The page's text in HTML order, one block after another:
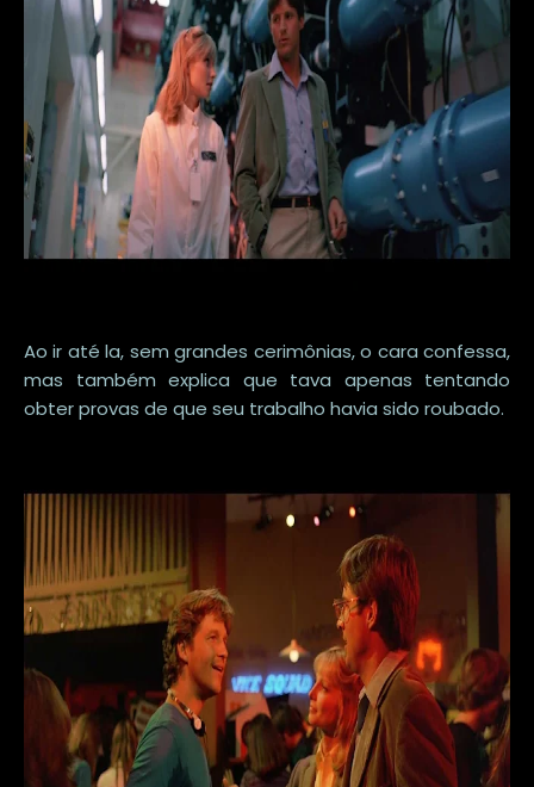
Ao ir até la, sem grandes cerimônias, o cara confessa,
mas também explica que tava apenas tentando
obter provas de que seu trabalho havia sido roubado.